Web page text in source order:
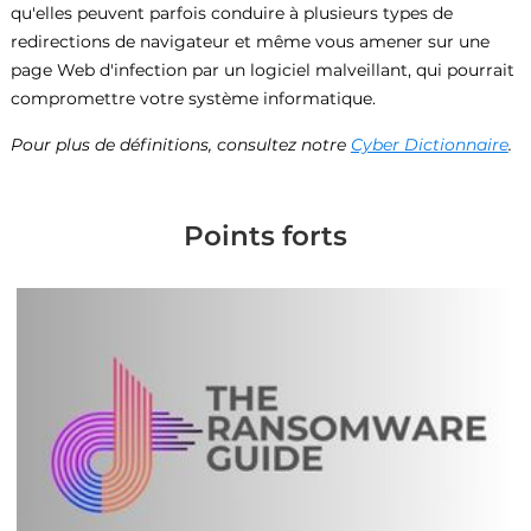
qu'elles peuvent parfois conduire à plusieurs types de
redirections de navigateur et même vous amener sur une
page Web d'infection par un logiciel malveillant, qui pourrait
compromettre votre système informatique.
Pour plus de définitions, consultez notre Cyber Dictionnaire.
Points forts